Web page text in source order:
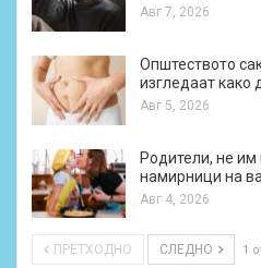
Авг 7, 2026
Општеството
изгледаат како
Авг 5, 2026
Родители, не им
намирници на
Авг 4, 2026
ПРЕТХОДНО СЛЕДНО 1